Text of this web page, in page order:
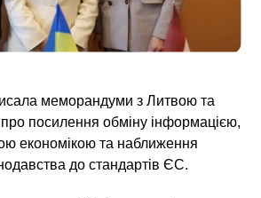
меморандуми з Литвою та
посилення обміну інформацією,
економікою та наближення
до стандартів ЄС.